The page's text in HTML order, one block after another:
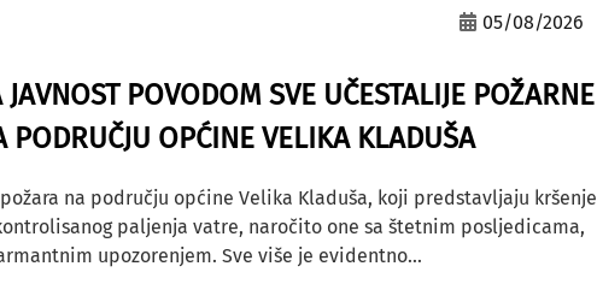
05/08/2026
JAVNOST POVODOM SVE UČESTALIJE POŽARNE
PODRUČJU OPĆINE VELIKA KLADUŠA
na području općine Velika Kladuša, koji predstavljaju kršenje
paljenja vatre, naročito one sa štetnim posljedicama,
upozorenjem. Sve više je evidentno...